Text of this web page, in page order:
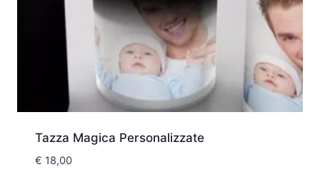
Tazza Magica Personalizzate
€ 18,00